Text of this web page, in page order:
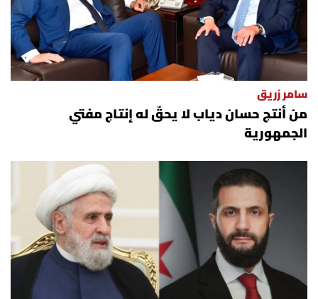
سامر زريق
من أنتج حسان دياب لا يحقّ له إنتاج مفتي
الجمهورية